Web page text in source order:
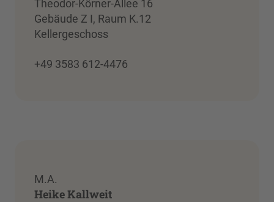
Theodor-Körner-Allee 16
Gebäude Z I, Raum K.12
Kellergeschoss
+49 3583 612-4476
M.A.
Heike Kallweit